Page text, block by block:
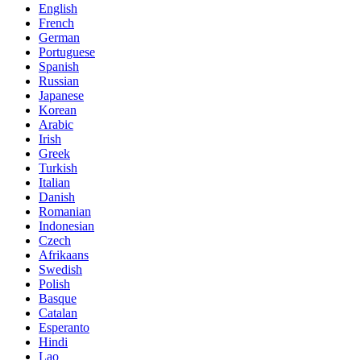
English
French
German
Portuguese
Spanish
Russian
Japanese
Korean
Arabic
Irish
Greek
Turkish
Italian
Danish
Romanian
Indonesian
Czech
Afrikaans
Swedish
Polish
Basque
Catalan
Esperanto
Hindi
Lao